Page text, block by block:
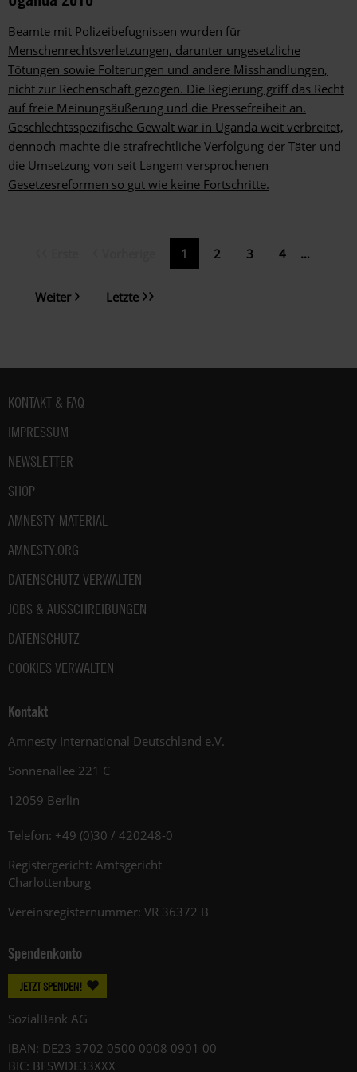
Beamte mit Polizeibefugnissen wurden für
Menschenrechtsverletzungen, darunter ungesetzliche
Tötungen sowie Folterungen und andere Misshandlungen,
nicht zur Rechenschaft gezogen. Die Regierung griff das Recht
auf freie Meinungsäußerung und die Pressefreiheit an.
Geschlechtsspezifische Gewalt war in Uganda weit verbreitet,
dennoch machte die strafrechtliche Verfolgung der Täter und
die Umsetzung von seit Langem versprochenen
Gesetzesreformen so gut wie keine Fortschritte.
Aktuelle
Seite
1 Page
2 Page
3 Page
4 …
Nächste
Weiter
Letzte
Letzte
Fußbereich
KONTAKT & FAQ
IMPRESSUM
NEWSLETTER
SHOP
AMNESTY-MATERIAL
AMNESTY.ORG
DATENSCHUTZ VERWALTEN
JOBS & AUSSCHREIBUNGEN
DATENSCHUTZ
COOKIES VERWALTEN
Kontakt
Amnesty International Deutschland e.V.
Sonnenallee 221 C
12059 Berlin
Telefon: +49 (0)30 / 420248-0
Registergericht: Amtsgericht
Charlottenburg
Vereinsregisternummer: VR 36372 B
Spendenkonto
JETZT SPENDEN!
SozialBank AG
IBAN: DE23 3702 0500 0008 0901 00
BIC: BFSWDE33XXX